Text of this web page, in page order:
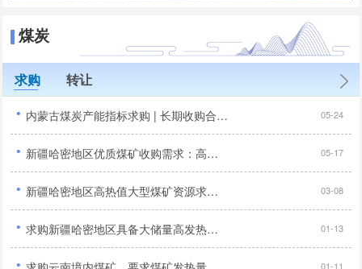
煤炭
求购 转让
· 内蒙古煤炭产能指标求购 | 长期收购合法合规煤矿产能置换指标 | 露天矿/井工矿优先... 05-24
· 新疆哈密地区优质煤矿收购需求：高储量、高发热量项目征集... 05-17
· 新疆哈密地区高热值大型煤矿资源求购公告：年产能120万吨以上... 03-08
· 求购新疆哈密地区具备大储量高发热量且年产量达120万吨以上无产权纠纷及外债优质煤矿... 01-13
01-11